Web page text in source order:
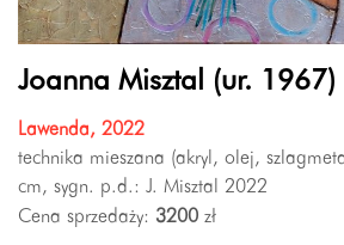
Joanna Misztal (ur. 1967)
Lawenda, 2022
technika mieszana (akryl, olej,
cm, sygn. p.d.: J. Misztal 2022
Cena sprzedaży: 3200 zł